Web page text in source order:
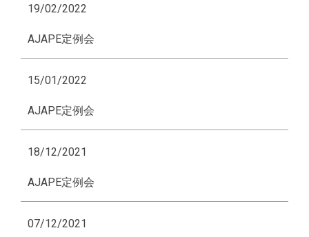
19/02/2022
AJAPE定例会
15/01/2022
AJAPE定例会
18/12/2021
AJAPE定例会
07/12/2021